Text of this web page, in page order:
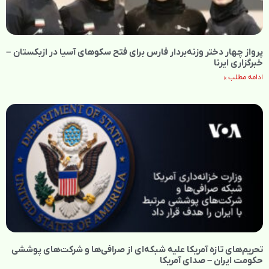
پرواز چهار دختر وزنه‌بردار فارس برای فتح سکوهای آسیا در ازبکستان –
خبرگزاری ایرنا
ادامه مطلب »
تحریم‌های تازه آمریکا علیه شبکه‌ای از صرافی‌ها و شرکت‌های پوششی
حکومت ایران – صدای آمریکا